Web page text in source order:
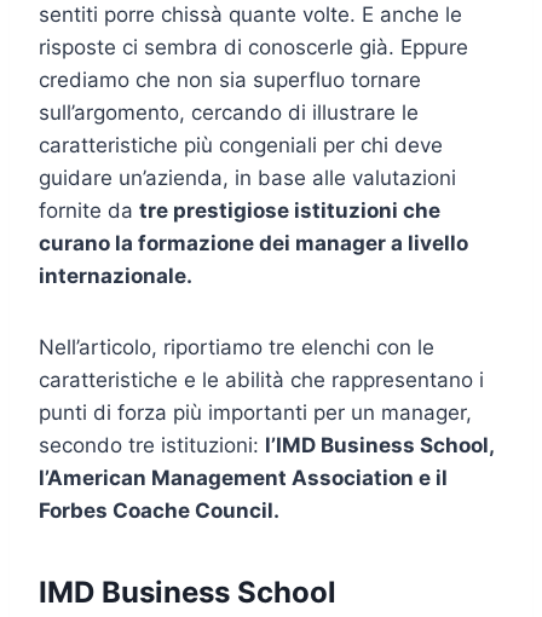
sentiti porre chissà quante volte. E anche le
risposte ci sembra di conoscerle già. Eppure
crediamo che non sia superfluo tornare
sull’argomento, cercando di illustrare le
caratteristiche più congeniali per chi deve
guidare un’azienda, in base alle valutazioni
fornite da tre prestigiose istituzioni che
curano la formazione dei manager a livello
internazionale.
Nell’articolo, riportiamo tre elenchi con le
caratteristiche e le abilità che rappresentano i
punti di forza più importanti per un manager,
secondo tre istituzioni: l’IMD Business School,
l’American Management Association e il
Forbes Coache Council.
IMD Business School